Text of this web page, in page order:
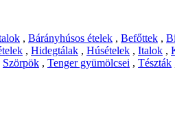
, Bárányhúsos ételek , Befőttek ,
, Hidegtálak , Húsételek , Italok ,
Szörpök , Tenger gyümölcsei , Tészták